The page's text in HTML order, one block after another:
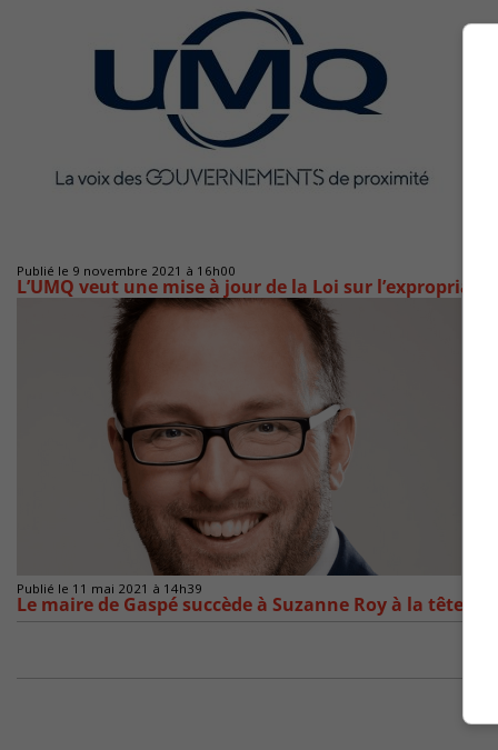
Publié le 9 novembre 2021 à 16h00
L’UMQ veut une mise à jour de la Loi sur
Publié le 11 mai 2021 à 14h39
Le maire de Gaspé succède à Suzanne Roy à la tête de